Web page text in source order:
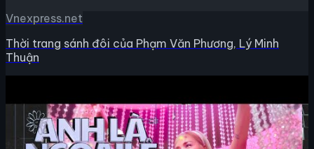
Vnexpress.net
Thời trang sánh đôi của Phạm Văn Phương, Lý Minh
Thuận